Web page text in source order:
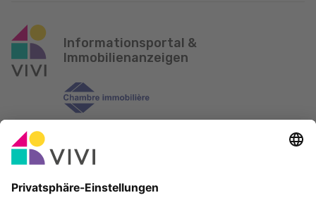
Informationsportal &
Immobilienanzeigen